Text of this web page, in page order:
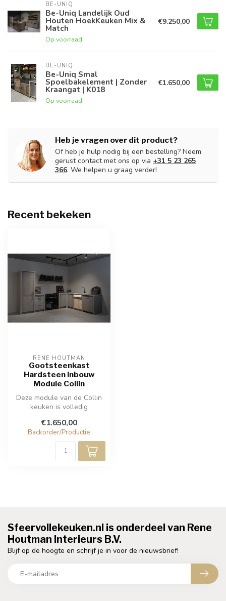
BE-UNIQ
Be-Uniq Landelijk Oud
Houten HoekKeuken Mix &
Match
Op voorraad
€9.250,00
BE-UNIQ
Be-Uniq Smal
Spoelbakelement | Zonder
Kraangat | K018
Op voorraad
€1.650,00
Heb je vragen over dit product?
Of heb je hulp nodig bij een bestelling? Neem
gerust contact met ons op via +31 5 23 265
366. We helpen u graag verder!
Recent bekeken
RENE HOUTMAN
Gootsteenkast
Hardsteen Inbouw
Module Collin
Deze module van de Collin
keuken is volledig
tussen 2 m...
€1.650,00
Backorder/Productie
Sfeervollekeuken.nl is onderdeel van Rene
Houtman Interieurs B.V.
Blijf op de hoogte en schrijf je in voor de nieuwsbrief!